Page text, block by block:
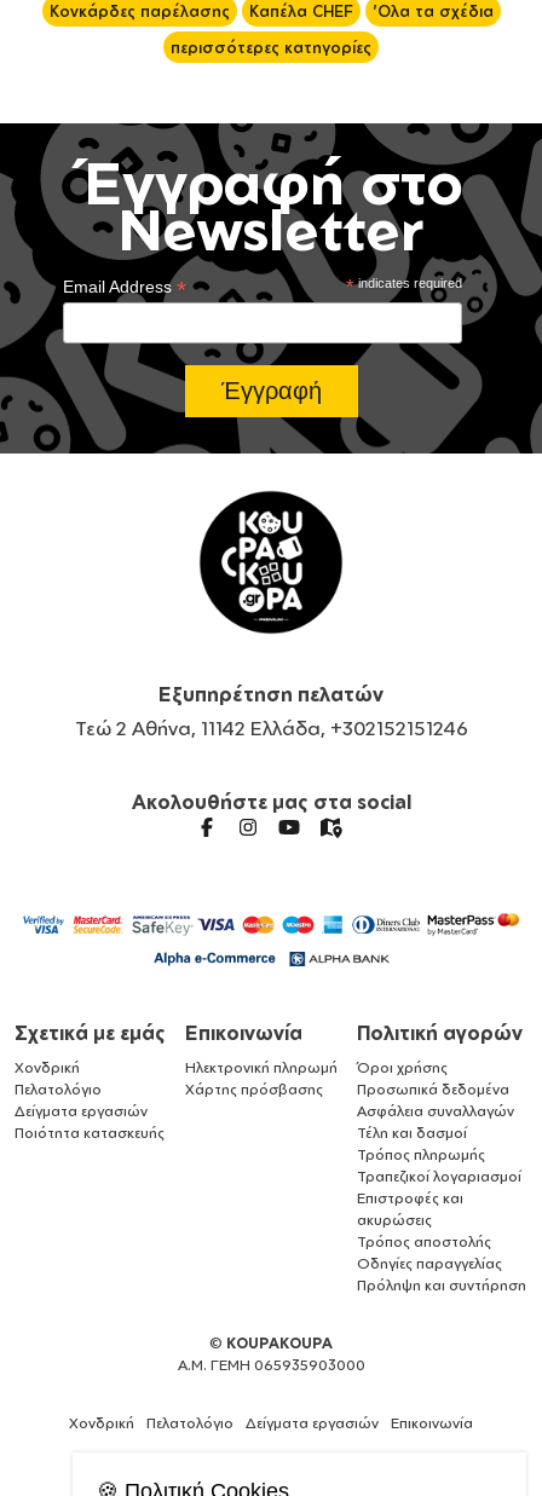
Κονκάρδες παρέλασης
Καπέλα CHEF
'Ολα τα σχέδια
περισσότερες κατηγορίες
Έγγραφή στο
Newsletter
*indicates required
Email Address*
Εξυπηρέτηση πελατών
Τεώ 2 Αθήνα, 11142 Ελλάδα, +302152151246
Ακολουθήστε μας στα social
Σχετικά με εμάς
Χονδρική
Πελατολόγιο
Δείγματα εργασιών
Ποιότητα κατασκευής
Επικοινωνία
Ηλεκτρονική πληρωμή
Χάρτης πρόσβασης
Πολιτική αγορών
Όροι χρήσης
Προσωπικά δεδομένα
Ασφάλεια συναλλαγών
Τέλη και δασμοί
Τρόπος πληρωμής
Τραπεζικοί λογαριασμοί
Επιστροφές και
ακυρώσεις
Τρόπος αποστολής
Οδηγίες παραγγελίας
Πρόληψη και συντήρηση
© KOUPAKOUPA
Α.Μ. ΓΕΜΗ 065935903000
Χονδρική Πελατολόγιο Δείγματα εργασιών Επικοινωνία
🍪 Πολιτική Cookies